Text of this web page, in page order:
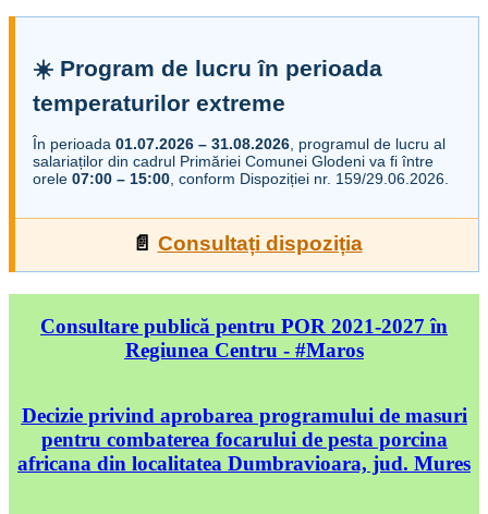
☀️ Program de lucru în perioada
temperaturilor extreme
În perioada 01.07.2026 – 31.08.2026 , programul de lucru al
salariaților din cadrul Primăriei Comunei Glodeni va fi între
orele 07:00 – 15:00 , conform Dispoziției nr. 159/29.06.2026.
📄 Consultați dispoziția
Consultare publică pentru POR 2021-2027 în
Regiunea Centru - #Maros
Decizie privind aprobarea programului de masuri
pentru combaterea focarului de pesta porcina
africana din localitatea Dumbravioara, jud. Mures